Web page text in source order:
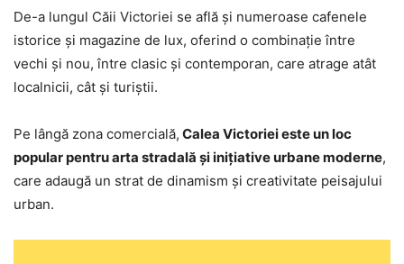
De-a lungul Căii Victoriei se află și numeroase cafenele
istorice și magazine de lux, oferind o combinație între
vechi și nou, între clasic și contemporan, care atrage atât
localnicii, cât și turiștii.
Pe lângă zona comercială, Calea Victoriei este un loc
popular pentru arta stradală și inițiative urbane moderne,
care adaugă un strat de dinamism și creativitate peisajului
urban.